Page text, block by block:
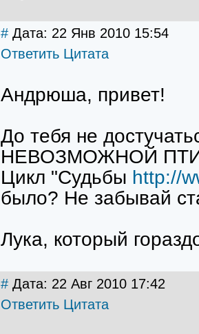
# Дата: 22 Янв 2010 15:54
Ответить Цитата
Андрюша, привет!
До тебя не
НЕВОЗМОЖНОЙ
Цикл "Судьбы http://
было? Не забывай
Лука, который
# Дата: 22 Авг 2010 17:42
Ответить Цитата